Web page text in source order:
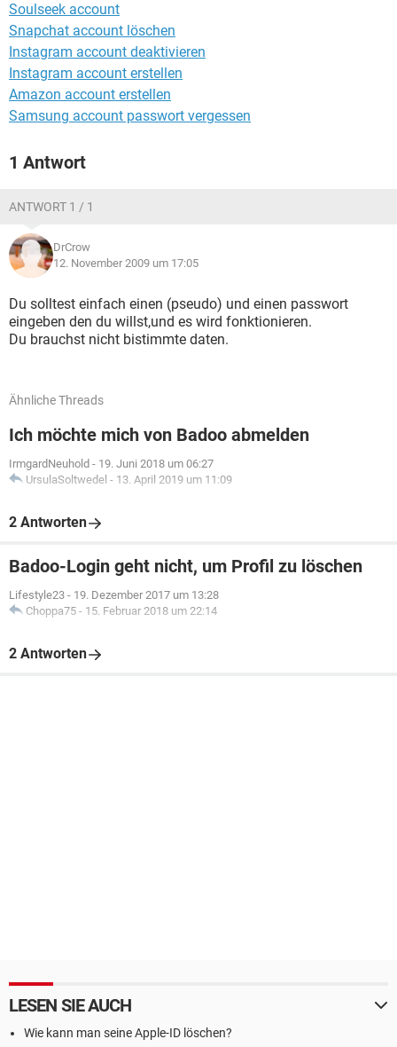
Soulseek account
Snapchat account löschen
Instagram account deaktivieren
Instagram account erstellen
Amazon account erstellen
Samsung account passwort vergessen
1 Antwort
ANTWORT 1 / 1
DrCrow
12. November 2009 um 17:05
Du solltest einfach einen (pseudo) und einen passwort
eingeben den du willst,und es wird fonktionieren.
Du brauchst nicht bistimmte daten.
Ähnliche Threads
Ich möchte mich von Badoo abmelden
IrmgardNeuhold - 19. Juni 2018 um 06:27
UrsulaSoltwedel - 13. April 2019 um 11:09
2 Antworten
Badoo-Login geht nicht, um Profil zu löschen
Lifestyle23 - 19. Dezember 2017 um 13:28
Choppa75 - 15. Februar 2018 um 22:14
2 Antworten
LESEN SIE AUCH
Wie kann man seine Apple-ID löschen?